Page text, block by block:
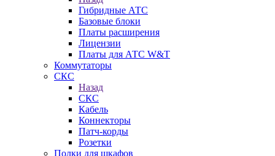
Гибридные АТС
Базовые блоки
Платы расширения
Лицензии
Платы для АТС W&T
Коммутаторы
СКС
Назад
СКС
Кабель
Коннекторы
Патч-корды
Розетки
Полки для шкафов